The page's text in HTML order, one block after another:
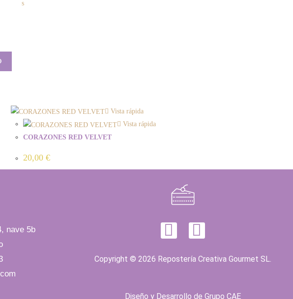
Vista rápida
Vista rápida
CORAZONES RED VELVET
20,00 €
nave 5b
Copyright © 2026 Repostería Creativa Gourmet SL.
Diseño y Desarrollo de Grupo CAE